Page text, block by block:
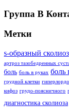
Группа В
Метки
s-образный сколиоз
артроз тазобедренных
боль боль в руках боль
грудной клетки
кифоз грудо-поясничного
диагностика сколиоза